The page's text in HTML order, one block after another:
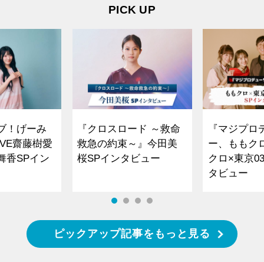
PICK UP
！げーみ
齋藤樹愛
香SPイン
『クロスロード ～救命
救急の約束～』今田美
桜SPインタビュー
『マジプロ
ー、ももク
クロ×東京
タビュー
ピックアップ記事をもっと見る